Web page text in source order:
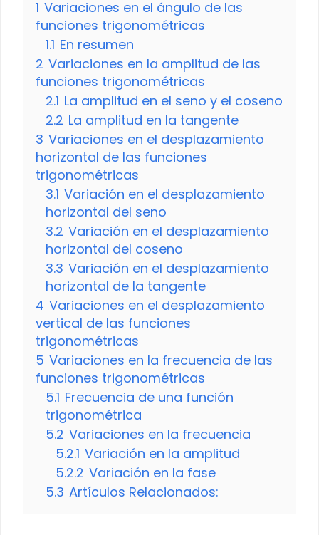
1 Variaciones en el ángulo de las
funciones trigonométricas
1.1 En resumen
2 Variaciones en la amplitud de las
funciones trigonométricas
2.1 La amplitud en el seno y el coseno
2.2 La amplitud en la tangente
3 Variaciones en el desplazamiento
horizontal de las funciones
trigonométricas
3.1 Variación en el desplazamiento
horizontal del seno
3.2 Variación en el desplazamiento
horizontal del coseno
3.3 Variación en el desplazamiento
horizontal de la tangente
4 Variaciones en el desplazamiento
vertical de las funciones
trigonométricas
5 Variaciones en la frecuencia de las
funciones trigonométricas
5.1 Frecuencia de una función
trigonométrica
5.2 Variaciones en la frecuencia
5.2.1 Variación en la amplitud
5.2.2 Variación en la fase
5.3 Artículos Relacionados: